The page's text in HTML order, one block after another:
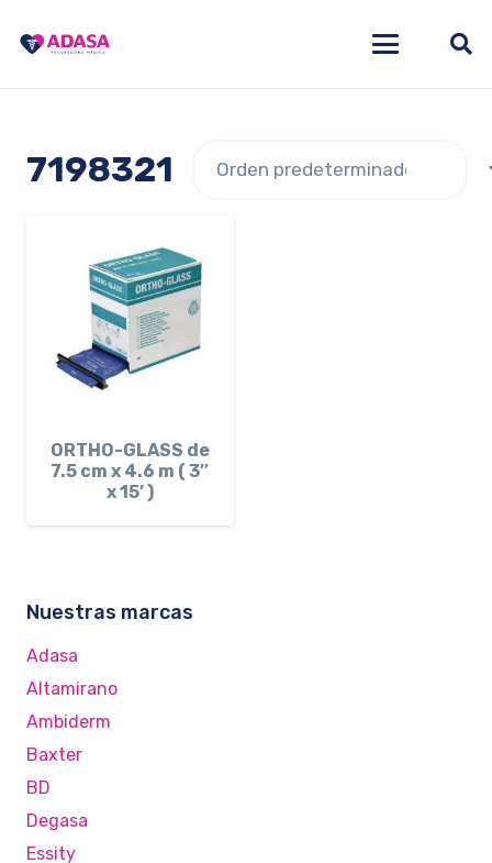
7198321
ORTHO-GLASS de
7.5 cm x 4.6 m ( 3″
x 15’ )
Nuestras marcas
Adasa
Altamirano
Ambiderm
Baxter
BD
Degasa
Essity